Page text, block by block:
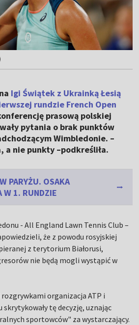
Igi Świątek z Ukrainką Łesią
rundzie French Open
prasową polskiej
pytania o brak punktów
Wimbledonie. –
a nie punkty –podkreśliła.
PARYŻU. OSAKA
W 1. RUNDZIE
- All England Lawn Tennis Club –
że z powodu rosyjskiej
z terytorium Białorusi,
nie będą mogli wystąpić w
organizacja ATP i
skrytykowały tę decyzję, uznając
sportowców" za wystarczający.